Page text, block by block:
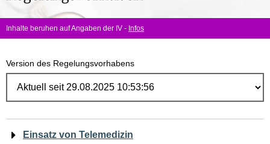
Inhalte beruhen auf Angaben der IV - Infos
Version des Regelungsvorhabens
Navigation
Einsatz von Telemedizin